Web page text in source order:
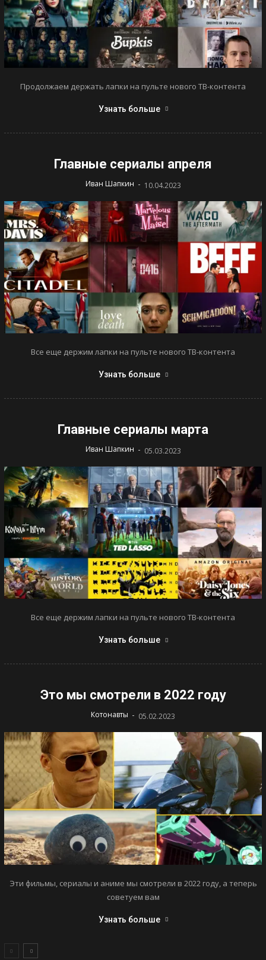
Продолжаем держать лапки на пульте нового ТВ-контента
Узнать больше
Главные сериалы апреля
Иван Шапкин - 10.04.2023
Все еще держим лапки на пульте нового ТВ-контента
Узнать больше
Главные сериалы марта
Иван Шапкин - 05.03.2023
Все еще держим лапки на пульте нового ТВ-контента
Узнать больше
Это мы смотрели в 2022 году
Котонавты - 05.02.2023
Эти фильмы, сериалы и аниме мы смотрели в 2022 году, а теперь
советуем вам
Узнать больше